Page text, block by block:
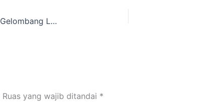
Efektivitas Mangrove Lindungi Kabonga dari Gelombang Laut
Ruas yang wajib ditandai *